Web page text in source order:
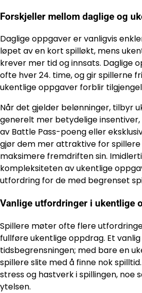
Forskjeller mellom daglige og
Daglige oppgaver er vanligvis
løpet av en kort spilløkt, mens
krever mer tid og innsats. Daglige
ofte hver 24. time, og gir spillerne
ukentlige oppgaver forblir
Når det gjelder belønninger, tilbyr
generelt mer betydelige
av Battle Pass-poeng eller
gjør dem mer attraktive for spillere
maksimere fremdriften sin.
kompleksiteten av ukentlige
utfordring for de med begrenset
Vanlige utfordringer i ukentlige
Spillere møter ofte flere
fullføre ukentlige oppdrag. Et
tidsbegrensningen; med bare en
spillere slite med å finne nok
stress og hastverk i spillingen, noe
ytelsen.